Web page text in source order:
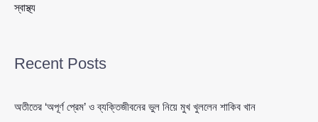
স্বাস্থ্য
Recent Posts
অতীতের ‘অপূর্ণ প্রেম’ ও ব্যক্তিজীবনের ভুল নিয়ে মুখ খুললেন শাকিব খান